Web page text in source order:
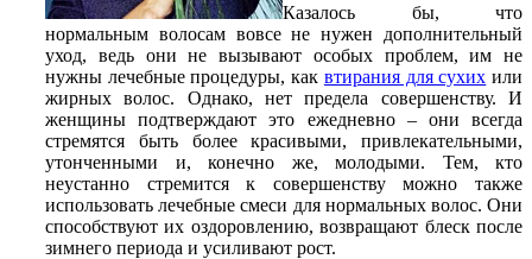
Казалось бы, что
нормальным волосам вовсе не нужен дополнительный
уход, ведь они не вызывают особых проблем, им не
нужны лечебные процедуры, как втирания для сухих или
жирных волос. Однако, нет предела совершенству. И
женщины подтверждают это ежедневно – они всегда
стремятся быть более красивыми, привлекательными,
утонченными и, конечно же, молодыми. Тем, кто
неустанно стремится к совершенству можно также
использовать лечебные смеси для нормальных волос. Они
способствуют их оздоровлению, возвращают блеск после
зимнего периода и усиливают рост.